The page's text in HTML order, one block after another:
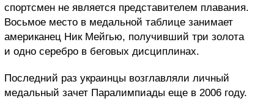
спортсмен не является представителем плавания.
Восьмое место в медальной таблице занимает
американец Ник Мейгью, получивший три золота
и одно серебро в беговых дисциплинах.
Последний раз украинцы возглавляли личный
медальный зачет Паралимпиады еще в 2006 году.